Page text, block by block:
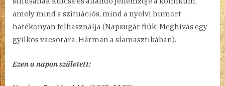
amely mind a szituációs, mind a nyelvi humort
hatékonyan felhasználja (Napsugár fiúk, Meghívás egy
gyilkos vacsorára, Hárman a slamasztikában).
Ezen a napon született: